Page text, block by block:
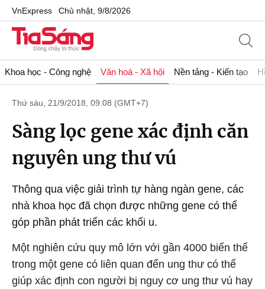
VnExpress Chủ nhật, 9/8/2026
Khoa học - Công nghệ Văn hoá - Xã hội Nền tảng - Kiến tạo
Thứ sáu, 21/9/2018, 09:08 (GMT+7)
Sàng lọc gene xác định căn
nguyên ung thư vú
Thông qua việc giải trình tự hàng ngàn gene, các
nhà khoa học đã chọn được những gene có thể
góp phần phát triển các khối u.
Một nghiên cứu quy mô lớn với gần 4000 biến thể
trong một gene có liên quan đến ung thư có thể
giúp xác định con người bị nguy cơ ung thư vú hay